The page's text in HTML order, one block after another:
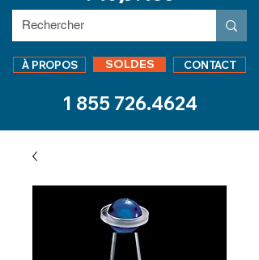
À PROPOS SOLDES CONTACT
1 855 726.4624